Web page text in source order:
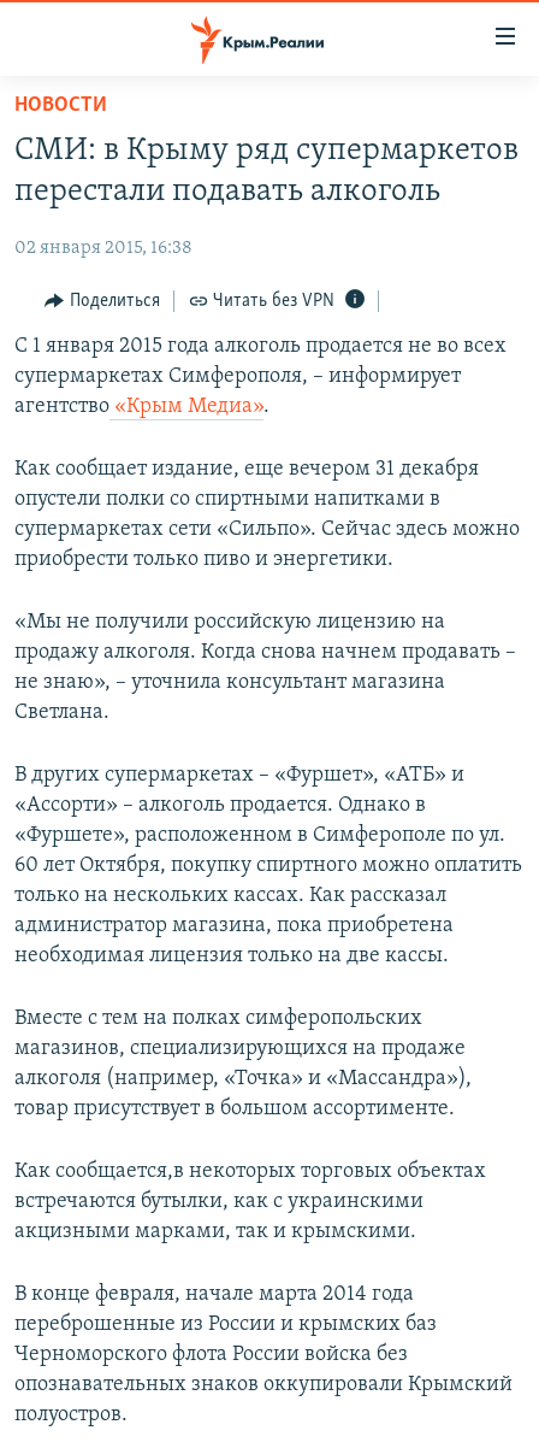
Вернуться
основному
содержанию
Вернутся
навигации
Вернутся
поиску
СПЕЦПРОЕКТЫ
КАРТА ВОЕННЫХ ОБЪЕКТОВ КРЫМА
11 ЛЕТ ОККУПАЦИИ КРЫМА. 11 ИСТОРИЙ СОПРОТИВЛЕНИЯ
ВОДА
ИСТОРИЯ
ЕЩЕ
ИНТЕРАКТИВ
ИНФОГРАФИКА
СОВЕТЫ ПРАВОЗАЩИТНИКОВ
ПОБЕДИТЕЛЕЙ НЕ СУДЯТ?
ELIFBE
УКРАИНСКАЯ ПРОБЛЕМА КРЫМА
РАДІО СВОБОДА
КАК ОБОЙТИ БЛОКИРОВКУ
Українською
Qırımtatar
ПРИСОЕДИНЯЙТЕСЬ!
Все сайты RFE/RL
НОВОСТИ
СМИ: в Крыму ряд супермаркетов
перестали подавать алкоголь
02 января 2015, 16:38
Поделиться Читать без VPN
С 1 января 2015 года алкоголь продается не во всех
супермаркетах Симферополя, – информирует
агентство «Крым Медиа».
Как сообщает издание, еще вечером 31 декабря
опустели полки со спиртными напитками в
супермаркетах сети «Сильпо». Сейчас здесь можно
приобрести только пиво и энергетики.
«Мы не получили российскую лицензию на
продажу алкоголя. Когда снова начнем продавать –
не знаю», – уточнила консультант магазина
Светлана.
В других супермаркетах – «Фуршет», «АТБ» и
«Ассорти» – алкоголь продается. Однако в
«Фуршете», расположенном в Симферополе по ул.
60 лет Октября, покупку спиртного можно оплатить
только на нескольких кассах. Как рассказал
администратор магазина, пока приобретена
необходимая лицензия только на две кассы.
Вместе с тем на полках симферопольских
магазинов, специализирующихся на продаже
алкоголя (например, «Точка» и «Массандра»),
товар присутствует в большом ассортименте.
Как сообщается,в некоторых торговых объектах
встречаются бутылки, как с украинскими
акцизными марками, так и крымскими.
В конце февраля, начале марта 2014 года
переброшенные из России и крымских баз
Черноморского флота России войска без
опознавательных знаков оккупировали Крымский
полуостров.